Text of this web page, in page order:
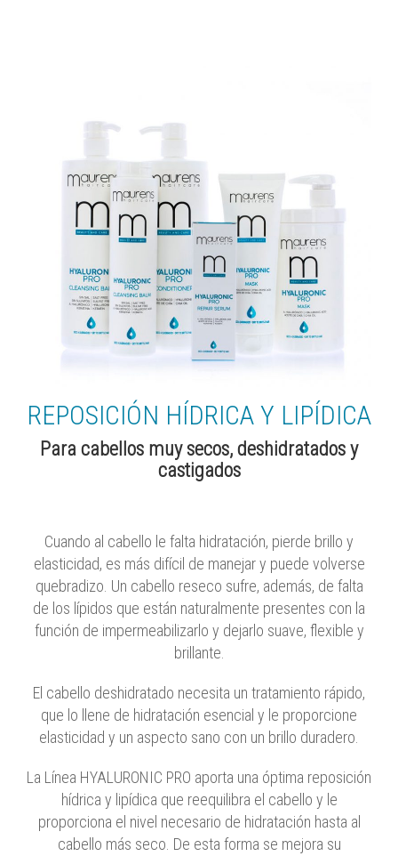
REPOSICIÓN HÍDRICA Y LIPÍDICA
Para cabellos muy secos, deshidratados y
castigados
Cuando al cabello le falta hidratación, pierde brillo y
elasticidad, es más difícil de manejar y puede volverse
quebradizo. Un cabello reseco sufre, además, de falta
de los lípidos que están naturalmente presentes con la
función de impermeabilizarlo y dejarlo suave, flexible y
brillante.
El cabello deshidratado necesita un tratamiento rápido,
que lo llene de hidratación esencial y le proporcione
elasticidad y un aspecto sano con un brillo duradero.
La Línea HYALURONIC PRO aporta una óptima reposición
hídrica y lipídica que reequilibra el cabello y le
proporciona el nivel necesario de hidratación hasta al
cabello más seco. De esta forma se mejora su